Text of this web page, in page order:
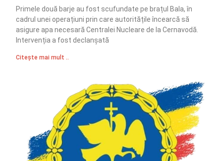
Primele două barje au fost scufundate pe brațul Bala, în
cadrul unei operațiuni prin care autoritățile încearcă să
asigure apa necesară Centralei Nucleare de la Cernavodă.
Intervenția a fost declanșată
Citește mai mult ..